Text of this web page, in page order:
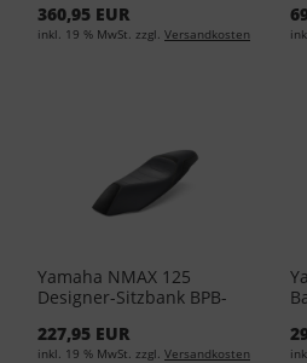
360,95 EUR
inkl. 19 % MwSt. zzgl. Versandkosten
Yamaha NMAX 125
Designer-Sitzbank BPB-
227,95 EUR
inkl. 19 % MwSt. zzgl. Versandkosten